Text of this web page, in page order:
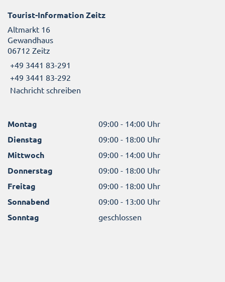
Tourist-Information Zeitz
Altmarkt 16
Gewandhaus
06712 Zeitz
+49 3441 83-291
+49 3441 83-292
Nachricht schreiben
Montag 09:00 - 14:00 Uhr
Dienstag 09:00 - 18:00 Uhr
Mittwoch 09:00 - 14:00 Uhr
Donnerstag 09:00 - 18:00 Uhr
Freitag 09:00 - 18:00 Uhr
Sonnabend 09:00 - 13:00 Uhr
Sonntag geschlossen